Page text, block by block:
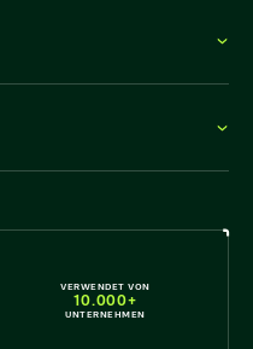
VERWENDET VON
10.000+
UNTERNEHMEN